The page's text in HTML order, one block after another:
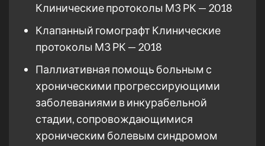
Клинические протоколы МЗ РК — 2018
Клапанный гомографт Клинические
протоколы МЗ РК — 2018
Паллиативная помощь больным с
хроническими прогрессирующими
заболеваниями в инкурабельной
стадии, сопровождающимися
хроническим болевым синдромом